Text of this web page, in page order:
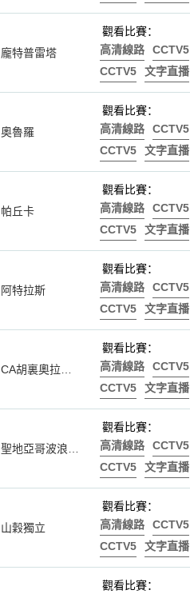
龐特普雷塔
觀看比賽：
高清線路
CCTV5
CCTV5
文字直播
奧魯羅
觀看比賽：
高清線路
CCTV5
CCTV5
文字直播
帕丘卡
觀看比賽：
高清線路
CCTV5
CCTV5
文字直播
阿特拉斯
觀看比賽：
高清線路
CCTV5
CCTV5
文字直播
觀看比賽：
高清線路
CCTV5
CCTV5
文字直播
觀看比賽：
高清線路
CCTV5
CCTV5
文字直播
山穀獨立
觀看比賽：
高清線路
CCTV5
CCTV5
文字直播
觀看比賽：